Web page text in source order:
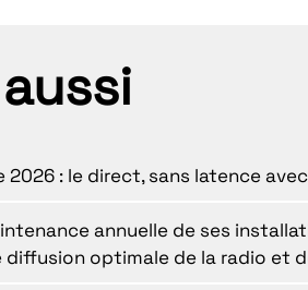
2026 : le direct, sans latence avec
annuelle de ses
diffusion optimale de la radio et